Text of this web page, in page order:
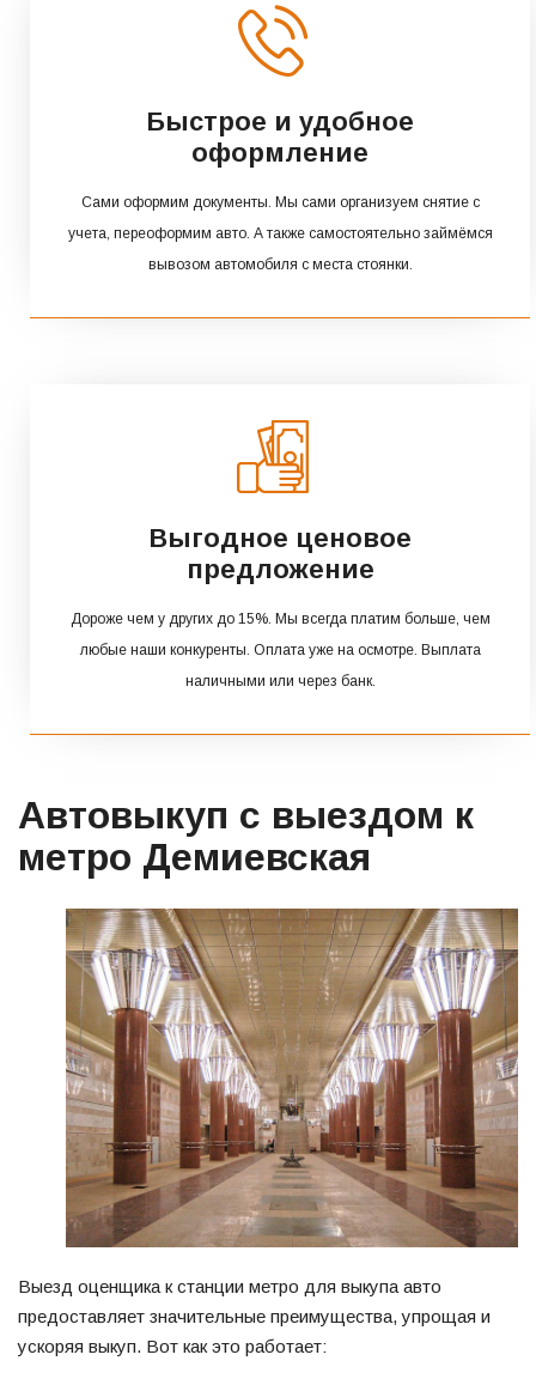
Быстрое и удобное
оформление
Сами оформим документы. Мы сами организуем снятие с
учета, переоформим авто. А также самостоятельно займёмся
вывозом автомобиля с места стоянки.
Выгодное ценовое
предложение
Дороже чем у других до 15%. Мы всегда платим больше, чем
любые наши конкуренты. Оплата уже на осмотре. Выплата
наличными или через банк.
Автовыкуп с выездом к
метро Демиевская
Выезд оценщика к станции метро для выкупа авто
предоставляет значительные преимущества, упрощая и
ускоряя выкуп. Вот как это работает: